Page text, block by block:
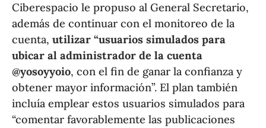
Ciberespacio le propuso al General Secretario,
además de continuar con el monitoreo de la
cuenta, utilizar “usuarios simulados para
ubicar al administrador de la cuenta
@yosoyyoio, con el fin de ganar la confianza y
obtener mayor información”. El plan también
incluía emplear estos usuarios simulados para
“comentar favorablemente las publicaciones